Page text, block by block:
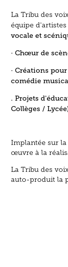
La Tribu des
équipe
vocale et
· Chœur de
· Créations
comédie
. Projets
Collèges /
Implantée sur la
œuvre à la
La Tribu des
auto-produit la